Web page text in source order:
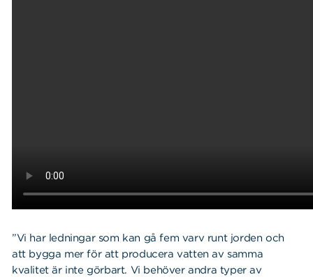
”Vi har ledningar som kan gå fem varv runt jorden och
att bygga mer för att producera vatten av samma
kvalitet är inte görbart. Vi behöver andra typer av